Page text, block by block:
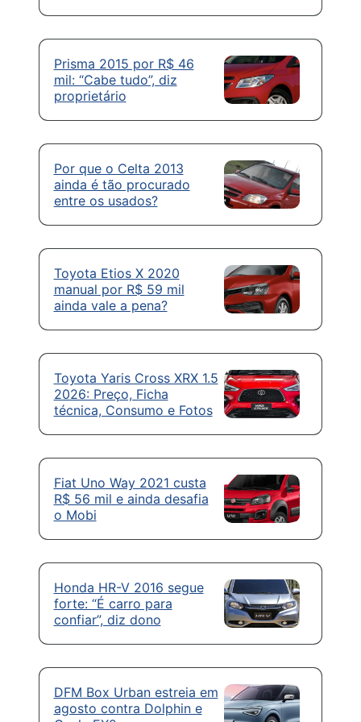
Prisma 2015 por R$ 46
mil: “Cabe tudo”, diz
proprietário
Por que o Celta 2013
ainda é tão procurado
entre os usados?
Toyota Etios X 2020
manual por R$ 59 mil
ainda vale a pena?
Toyota Yaris Cross XRX 1.5
2026: Preço, Ficha
técnica, Consumo e Fotos
Fiat Uno Way 2021 custa
R$ 56 mil e ainda desafia
o Mobi
Honda HR-V 2016 segue
forte: “É carro para
confiar”, diz dono
DFM Box Urban estreia em
agosto contra Dolphin e